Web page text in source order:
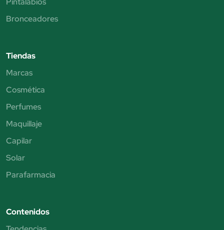
Bronceadores
Tiendas
Marcas
Cosmética
Perfumes
Maquillaje
Capilar
Solar
Parafarmacia
Contenidos